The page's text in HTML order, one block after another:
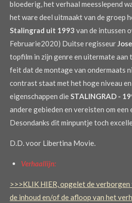
bloederig, het verhaal meesslepend
het ware deel uitmaakt van de groep
Stalingrad uit 1993 van de intussen
Februarie2020) Duitse regisseur
topfilm in zijn genre en uitermate aan
feit dat de montage van ondermaats
contrast staat met het hoge niveau
eigenschappen dieSTALINGRAD -
andere gebieden en vereisten om
Desondanks dit minpuntje toch
D.D. voor Libertina Movie.
Verhaallijn:
>>>KLIK HIER, opgelet de
de inhoud en/of de afloop van het